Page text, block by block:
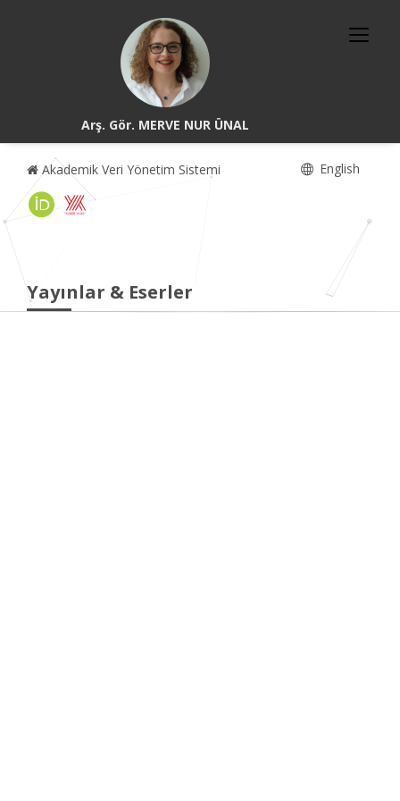
Arş. Gör. MERVE NUR ÜNAL
Akademik Veri Yönetim Sistemi English
Yayınlar & Eserler